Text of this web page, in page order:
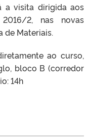
a visita dirigida aos
2, nas novas
de Materiais.
ao curso,
bloco B (corredor
14h